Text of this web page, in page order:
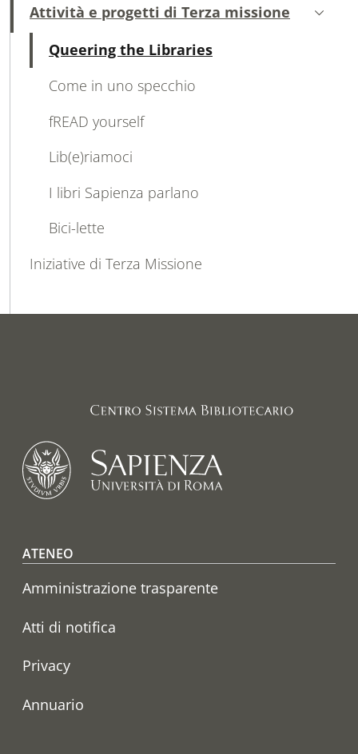
MAIN NAVIGATION
Attività e progetti di Terza missione
Attivo
Queering the Libraries
Come in uno specchio
fREAD yourself
Lib(e)riamoci
I libri Sapienza parlano
Bici-lette
Iniziative di Terza Missione
Footer menu
ATENEO
Amministrazione trasparente
Atti di notifica
Privacy
Annuario